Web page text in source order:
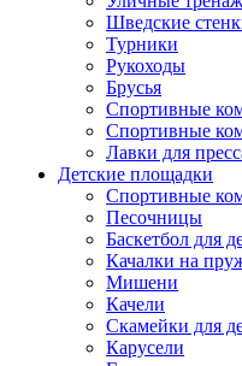
Шведские
Турники
Рукоходы
Брусья
Спортивные
Спортивные
Лавки для
Детские площадки
Спортивные
Песочницы
Баскетбол для
Качалки на
Мишени
Качели
Скамейки для
Карусели